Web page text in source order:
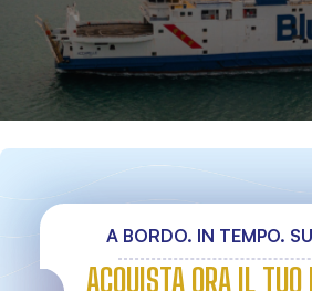
A BORDO. IN TEMPO.
ACQUISTA ORA IL TUO